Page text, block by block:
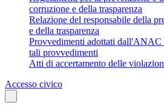
corruzione e della trasparenza
Relazione del responsabile della
e della trasparenza
Provvedimenti adottati dall'ANAC
tali provvedimenti
Atti di accertamento delle
Accesso civico